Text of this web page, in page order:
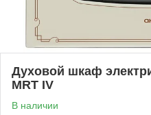
Духовой шкаф
MRT IV
В наличии